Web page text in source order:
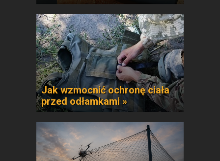
Jak wzmocnić ochronę ciała
przed odłamkami »